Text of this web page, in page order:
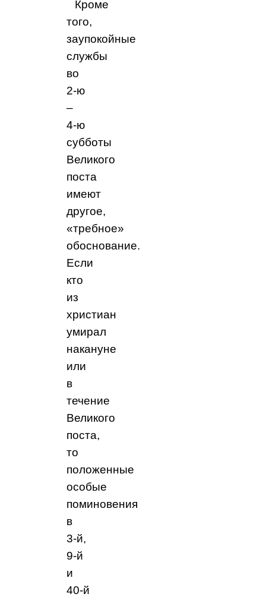
Кроме
того,
заупокойные
службы
во
2‑ю
–
4‑ю
субботы
Великого
поста
имеют
другое,
«требное»
обоснование.
Если
кто
из
христиан
умирал
накануне
или
в
течение
Великого
поста,
то
положенные
особые
поминовения
в
3‑й,
9‑й
и
40‑й